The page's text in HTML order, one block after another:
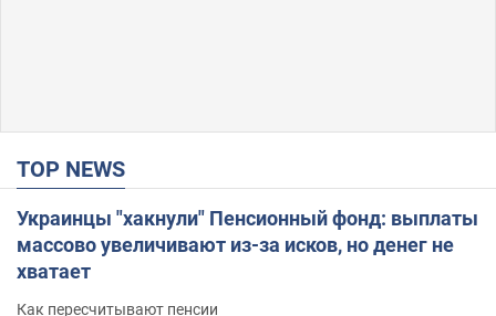
TOP NEWS
Украинцы "хакнули" Пенсионный фонд: выплаты
массово увеличивают из-за исков, но денег не
хватает
Как пересчитывают пенсии